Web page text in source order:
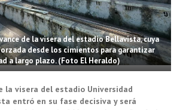
de la visera del estadio Bellavista, cuya
desde los cimientos para garantizar
a largo plazo. (Foto El Heraldo)
la visera del estadio Universidad
entró en su fase decisiva y será